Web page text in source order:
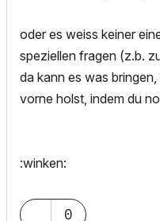
oder es weiss keiner
speziellen fragen (z.b.
da kann es was
vorne holst, indem du
:winken:
0